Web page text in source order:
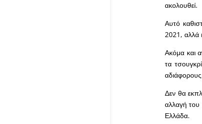
ακολουθεί.
Αυτό
2021, αλλά
Ακόμα και
τα
Δεν θα
αλλαγή του
Ελλάδα.